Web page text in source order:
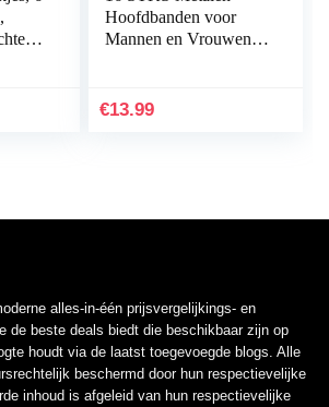
Hoofdbanden voor
Mannen en Vrouwen,
Mode Sprorts
€13.99
alles-in-één prijsvergelijkings- en
de beste deals biedt die beschikbaar zijn op
houdt via de laatst toegevoegde blogs. Alle
beschermd door hun respectievelijke
inhoud is afgeleid van hun respectievelijke